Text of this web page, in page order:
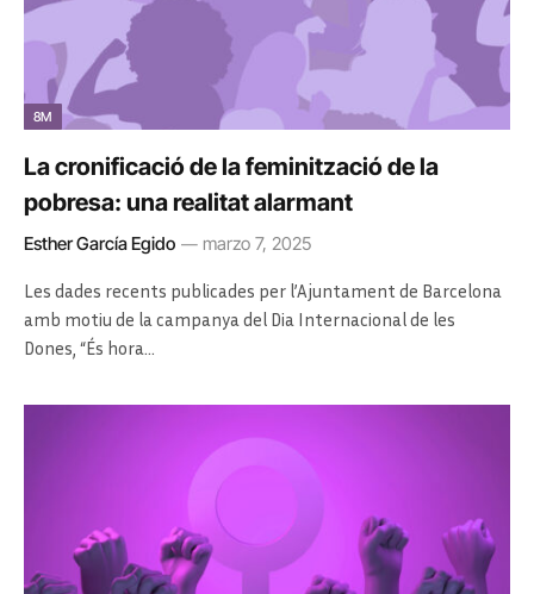
8M
La cronificació de la feminització de la
pobresa: una realitat alarmant
Esther García Egido marzo 7, 2025
Les dades recents publicades per l’Ajuntament de Barcelona
amb motiu de la campanya del Dia Internacional de les
Dones, “És hora…